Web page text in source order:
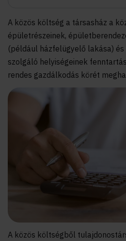
A közös költség a társasház a
épületrészeinek,
(például házfelügyelő lakása)
szolgáló helyiségeinek
rendes gazdálkodás körét
A közös költségből